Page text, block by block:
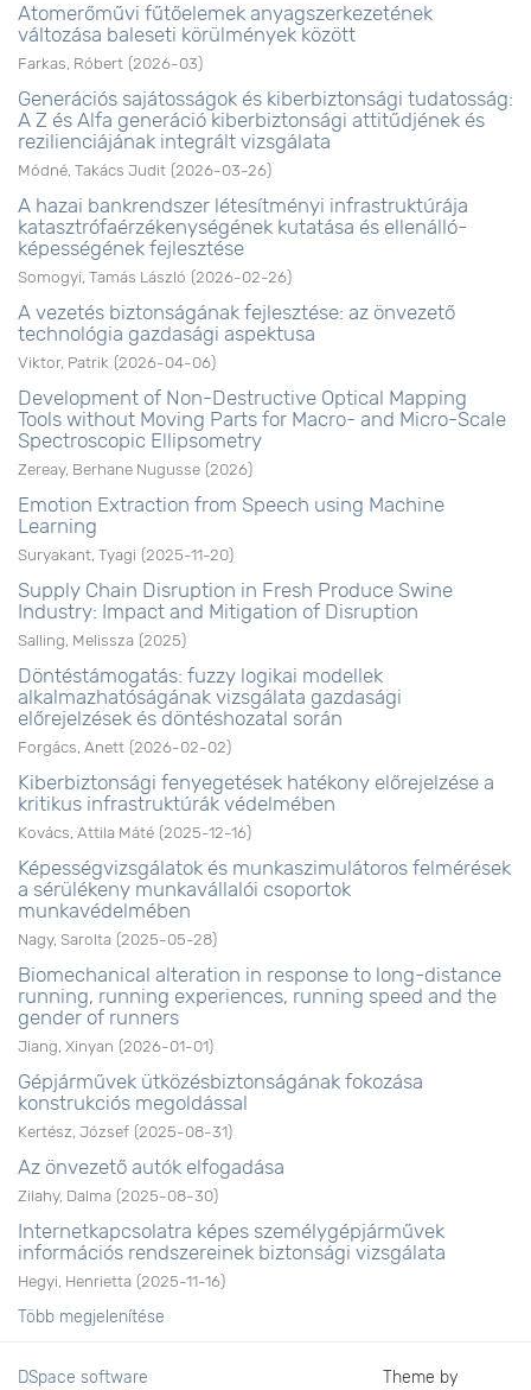
Atomerőművi fűtőelemek anyagszerkezetének
változása baleseti körülmények között
Farkas, Róbert (2026-03)
Generációs sajátosságok és kiberbiztonsági tudatosság:
A Z és Alfa generáció kiberbiztonsági attitűdjének és
rezilienciájának integrált vizsgálata
Módné, Takács Judit (2026-03-26)
A hazai bankrendszer létesítményi infrastruktúrája
katasztrófaérzékenységének kutatása és ellenálló-
képességének fejlesztése
Somogyi, Tamás László (2026-02-26)
A vezetés biztonságának fejlesztése: az önvezető
technológia gazdasági aspektusa
Viktor, Patrik (2026-04-06)
Development of Non-Destructive Optical Mapping
Tools without Moving Parts for Macro- and Micro-Scale
Spectroscopic Ellipsometry
Zereay, Berhane Nugusse (2026)
Emotion Extraction from Speech using Machine
Learning
Suryakant, Tyagi (2025-11-20)
Supply Chain Disruption in Fresh Produce Swine
Industry: Impact and Mitigation of Disruption
Salling, Melissza (2025)
Döntéstámogatás: fuzzy logikai modellek
alkalmazhatóságának vizsgálata gazdasági
előrejelzések és döntéshozatal során
Forgács, Anett (2026-02-02)
Kiberbiztonsági fenyegetések hatékony előrejelzése a
kritikus infrastruktúrák védelmében
Kovács, Attila Máté (2025-12-16)
Képességvizsgálatok és munkaszimulátoros felmérések
a sérülékeny munkavállalói csoportok
munkavédelmében
Nagy, Sarolta (2025-05-28)
Biomechanical alteration in response to long-distance
running, running experiences, running speed and the
gender of runners
Jiang, Xinyan (2026-01-01)
Gépjárművek ütközésbiztonságának fokozása
konstrukciós megoldással
Kertész, József (2025-08-31)
Az önvezető autók elfogadása
Zilahy, Dalma (2025-08-30)
Internetkapcsolatra képes személygépjárművek
információs rendszereinek biztonsági vizsgálata
Hegyi, Henrietta (2025-11-16)
Több megjelenítése
DSpace software Theme by